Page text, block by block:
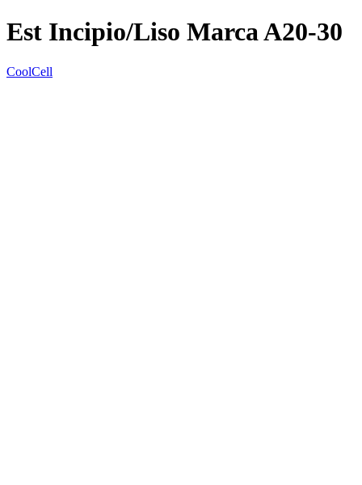
Est Incipio/Liso Marca A20-30
CoolCell